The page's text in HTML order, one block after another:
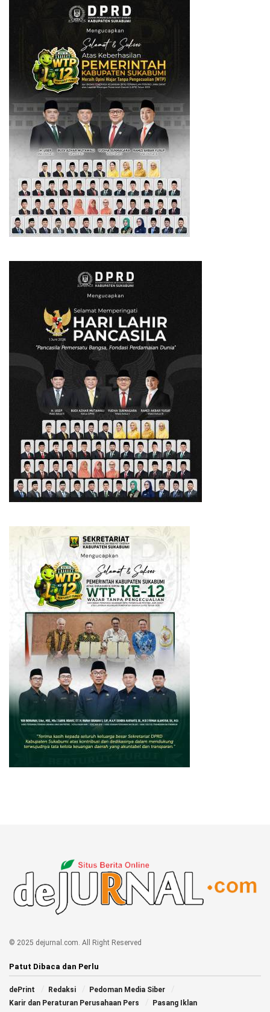
© 2025 dejurnal.com. All Right Reserved
Patut Dibaca dan Perlu
dePrint Redaksi
Pedoman Media Siber
Karir dan Peraturan Perusahaan Pers
Pasang Iklan